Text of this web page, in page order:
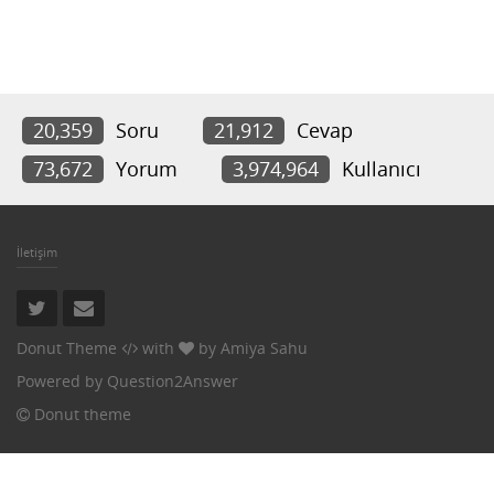
20,359 Soru 21,912
Cevap
73,672
Yorum 3,974,964 Kullanıcı
İletişim
Donut Theme with by Amiya Sahu
Powered by Question2Answer
Donut theme